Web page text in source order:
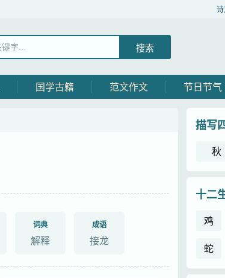
国学古籍 范文作文 节日节气
词典
解释
成语
接龙
描写
秋
十二
鸡
蛇